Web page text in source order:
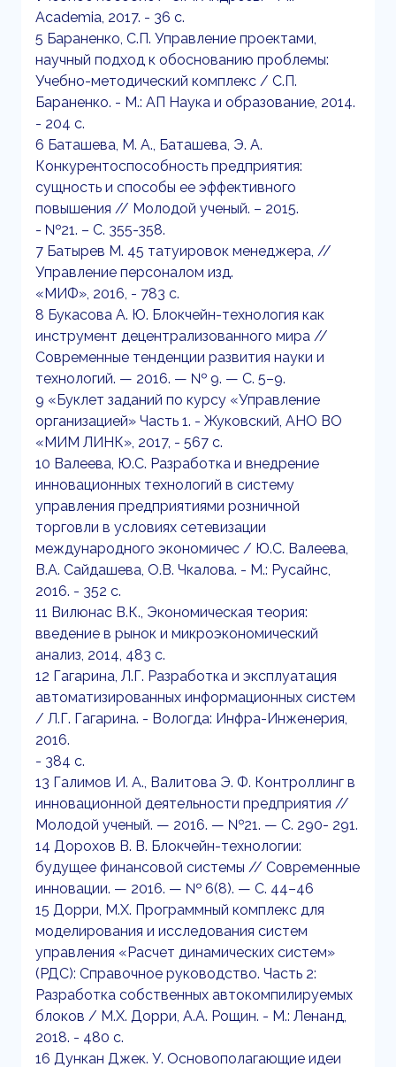
Academia, 2017. - 36 c.
5 Бараненко, С.П. Управление проектами,
научный подход к обоснованию проблемы:
Учебно-методический комплекс / С.П.
Бараненко. - М.: АП Наука и образование, 2014.
- 204 c.
6 Баташева, М. А., Баташева, Э. А.
Конкурентоспособность предприятия:
сущность и способы ее эффективного
повышения // Молодой ученый. – 2015.
- №21. – С. 355-358.
7 Батырев М. 45 татуировок менеджера, //
Управление персоналом изд.
«МИФ», 2016, - 783 с.
8 Букасова А. Ю. Блокчейн-технология как
инструмент децентрализованного мира //
Современные тенденции развития науки и
технологий. — 2016. — № 9. — С. 5–9.
9 «Буклет заданий по курсу «Управление
организацией» Часть 1. - Жуковский, АНО ВО
«МИМ ЛИНК», 2017, - 567 с.
10 Валеева, Ю.С. Разработка и внедрение
инновационных технологий в систему
управления предприятиями розничной
торговли в условиях сетевизации
международного экономичес / Ю.С. Валеева,
В.А. Сайдашева, О.В. Чкалова. - М.: Русайнс,
2016. - 352 c.
11 Вилюнас В.К., Экономическая теория:
введение в рынок и микроэкономический
анализ, 2014, 483 с.
12 Гагарина, Л.Г. Разработка и эксплуатация
автоматизированных информационных систем
/ Л.Г. Гагарина. - Вологда: Инфра-Инженерия,
2016.
- 384 c.
13 Галимов И. А., Валитова Э. Ф. Контроллинг в
инновационной деятельности предприятия //
Молодой ученый. — 2016. — №21. — С. 290- 291.
14 Дорохов В. В. Блокчейн-технологии:
будущее финансовой системы // Современные
инновации. — 2016. — № 6(8). — С. 44–46
15 Дорри, М.Х. Программный комплекс для
моделирования и исследования систем
управления «Расчет динамических систем»
(РДС): Справочное руководство. Часть 2:
Разработка собственных автокомпилируемых
блоков / М.Х. Дорри, А.А. Рощин. - М.: Ленанд,
2018. - 480 c.
16 Дункан Джек. У. Основополагающие идеи